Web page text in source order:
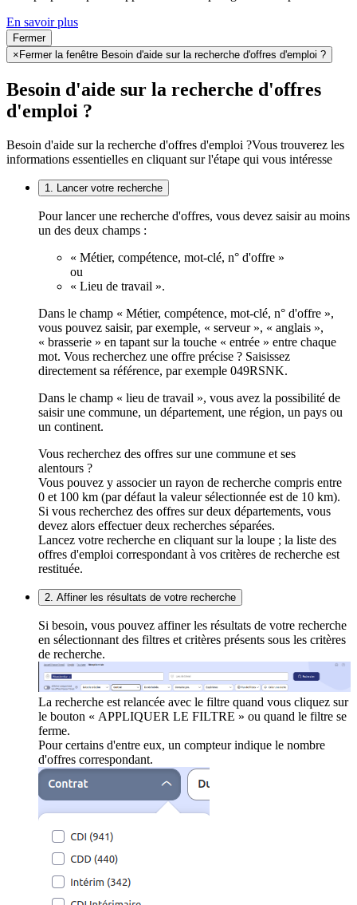
En savoir plus
Fermer
× Fermer la fenêtre Besoin d'aide sur la recherche d'offres d'emploi ?
Besoin d'aide sur la recherche d'offres
d'emploi ?
Besoin d'aide sur la recherche d'offres d'emploi ?Vous trouverez les
informations essentielles en cliquant sur l'étape qui vous intéresse
1. Lancer votre recherche
Pour lancer une recherche d'offres, vous devez saisir au moins
un des deux champs :
« Métier, compétence, mot-clé, n° d'offre »
ou
« Lieu de travail ».
Dans le champ « Métier, compétence, mot-clé, n° d'offre »,
vous pouvez saisir, par exemple, « serveur », « anglais »,
« brasserie » en tapant sur la touche « entrée » entre chaque
mot. Vous recherchez une offre précise ? Saisissez
directement sa référence, par exemple 049RSNK.
Dans le champ « lieu de travail », vous avez la possibilité de
saisir une commune, un département, une région, un pays ou
un continent.
Vous recherchez des offres sur une commune et ses
alentours ?
Vous pouvez y associer un rayon de recherche compris entre
0 et 100 km (par défaut la valeur sélectionnée est de 10 km).
Si vous recherchez des offres sur deux départements, vous
devez alors effectuer deux recherches séparées.
Lancez votre recherche en cliquant sur la loupe ; la liste des
offres d'emploi correspondant à vos critères de recherche est
restituée.
2. Affiner les résultats de votre recherche
Si besoin, vous pouvez affiner les résultats de votre recherche
en sélectionnant des filtres et critères présents sous les critères
de recherche.
La recherche est relancée avec le filtre quand vous cliquez sur
le bouton « APPLIQUER LE FILTRE » ou quand le filtre se
ferme.
Pour certains d'entre eux, un compteur indique le nombre
d'offres correspondant.